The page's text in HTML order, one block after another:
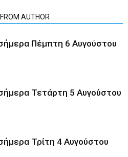
AUTHOR
Πέμπτη 6 Αυγούστου
Τετάρτη 5 Αυγούστου
Τρίτη 4 Αυγούστου